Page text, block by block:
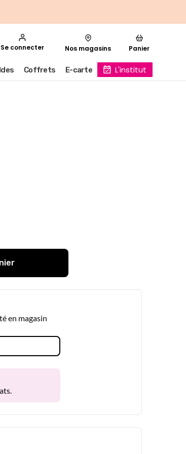
Se connecter Nos magasins Panier
Coffrets E-carte L'institut
en magasin